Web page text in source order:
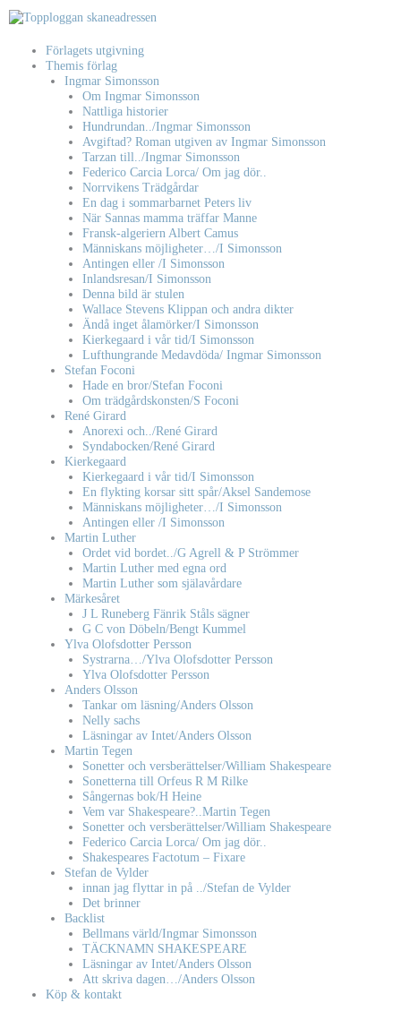
Hoppa
till
Förlagets utgivning
Themis förlag
Ingmar Simonsson
Om Ingmar Simonsson
Nattliga historier
Hundrundan../Ingmar Simonsson
Avgiftad? Roman utgiven av Ingmar Simonsson
Tarzan till../Ingmar Simonsson
Federico Carcia Lorca/ Om jag dör..
Norrvikens Trädgårdar
En dag i sommarbarnet Peters liv
När Sannas mamma träffar Manne
Fransk-algeriern Albert Camus
Människans möjligheter…/I Simonsson
Antingen eller /I Simonsson
Inlandsresan/I Simonsson
Denna bild är stulen
Wallace Stevens Klippan och andra dikter
Ändå inget ålamörker/I Simonsson
Kierkegaard i vår tid/I Simonsson
Lufthungrande Medavdöda/ Ingmar Simonsson
Stefan Foconi
Hade en bror/Stefan Foconi
Om trädgårdskonsten/S Foconi
René Girard
Anorexi och../René Girard
Syndabocken/René Girard
Kierkegaard
Kierkegaard i vår tid/I Simonsson
En flykting korsar sitt spår/Aksel Sandemose
Människans möjligheter…/I Simonsson
Antingen eller /I Simonsson
Martin Luther
Ordet vid bordet../G Agrell & P Strömmer
Martin Luther med egna ord
Martin Luther som själavårdare
Märkesåret
J L Runeberg Fänrik Ståls sägner
G C von Döbeln/Bengt Kummel
Ylva Olofsdotter Persson
Systrarna…/Ylva Olofsdotter Persson
Ylva Olofsdotter Persson
Anders Olsson
Tankar om läsning/Anders Olsson
Nelly sachs
Läsningar av Intet/Anders Olsson
Martin Tegen
Sonetter och versberättelser/William Shakespeare
Sonetterna till Orfeus R M Rilke
Sångernas bok/H Heine
Vem var Shakespeare?..Martin Tegen
Sonetter och versberättelser/William Shakespeare
Federico Carcia Lorca/ Om jag dör..
Shakespeares Factotum – Fixare
Stefan de Vylder
innan jag flyttar in på ../Stefan de Vylder
Det brinner
Backlist
Bellmans värld/Ingmar Simonsson
TÄCKNAMN SHAKESPEARE
Läsningar av Intet/Anders Olsson
Att skriva dagen…/Anders Olsson
Köp & kontakt